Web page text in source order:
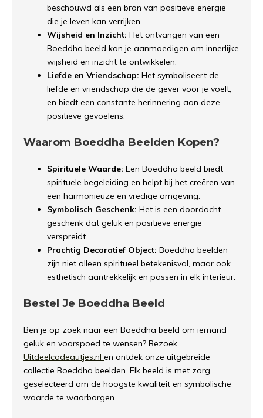
beschouwd als een bron van positieve energie
die je leven kan verrijken.
Wijsheid en Inzicht: Het ontvangen van een
Boeddha beeld kan je aanmoedigen om innerlijke
wijsheid en inzicht te ontwikkelen.
Liefde en Vriendschap: Het symboliseert de
liefde en vriendschap die de gever voor je voelt,
en biedt een constante herinnering aan deze
positieve gevoelens.
Waarom Boeddha Beelden Kopen?
Spirituele Waarde: Een Boeddha beeld biedt
spirituele begeleiding en helpt bij het creëren van
een harmonieuze en vredige omgeving.
Symbolisch Geschenk: Het is een doordacht
geschenk dat geluk en positieve energie
verspreidt.
Prachtig Decoratief Object: Boeddha beelden
zijn niet alleen spiritueel betekenisvol, maar ook
esthetisch aantrekkelijk en passen in elk interieur.
Bestel Je Boeddha Beeld
Ben je op zoek naar een Boeddha beeld om iemand
geluk en voorspoed te wensen? Bezoek
Uitdeelcadeautjes.nl en ontdek onze uitgebreide
collectie Boeddha beelden. Elk beeld is met zorg
geselecteerd om de hoogste kwaliteit en symbolische
waarde te waarborgen.